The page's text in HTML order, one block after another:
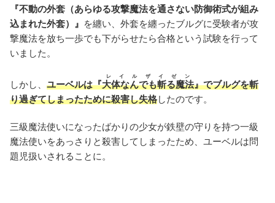
『不動の外套（あらゆる攻撃魔法を通さない防御術式が組み
込まれた外套）』 を纏い、外套を纏ったブルグに受験者が攻
撃魔法を放ち一歩でも下がらせたら合格という試験を行って
いました。
しかし、 ユーベルは『大体なんでも斬る魔法
レイルザイゼン
』でブルグを斬
り過ぎてしまったために殺害し失格したのです。
三級魔法使いになったばかりの少女が鉄壁の守りを持つ一級
魔法使いをあっさりと殺害してしまったため、ユーベルは問
題児扱いされることに。